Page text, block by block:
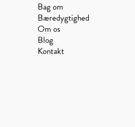
Bag om
Bæredygtighed
Om os
Blog
Kontakt